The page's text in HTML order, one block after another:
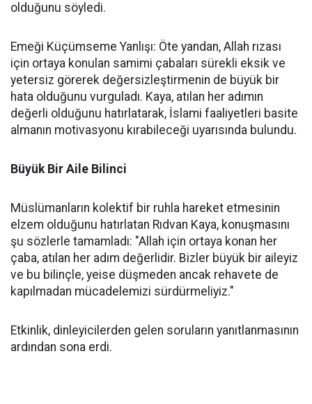
olduğunu söyledi.
Emeği Küçümseme Yanlışı: Öte yandan, Allah rızası
için ortaya konulan samimi çabaları sürekli eksik ve
yetersiz görerek değersizleştirmenin de büyük bir
hata olduğunu vurguladı. Kaya, atılan her adımın
değerli olduğunu hatırlatarak, İslami faaliyetleri basite
almanın motivasyonu kırabileceği uyarısında bulundu.
Büyük Bir Aile Bilinci
Müslümanların kolektif bir ruhla hareket etmesinin
elzem olduğunu hatırlatan Rıdvan Kaya, konuşmasını
şu sözlerle tamamladı: "Allah için ortaya konan her
çaba, atılan her adım değerlidir. Bizler büyük bir aileyiz
ve bu bilinçle, yeise düşmeden ancak rehavete de
kapılmadan mücadelemizi sürdürmeliyiz."
Etkinlik, dinleyicilerden gelen soruların yanıtlanmasının
ardından sona erdi.